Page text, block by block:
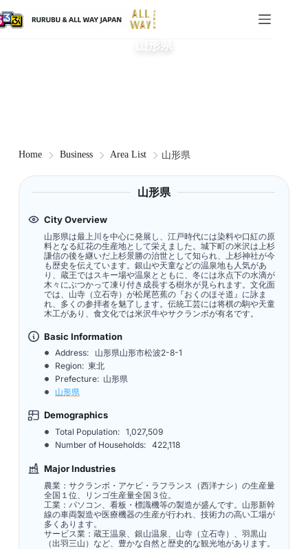
山形県
Home Business Area List 山形県
山形県
City Overview
山形県は最上川を中心に発展し、江戸時代には染料や口紅の原
料となる紅花の生産地として栄えました。城下町の米沢は上杉
謙信の後を継いだ上杉景勝の治世として知られ、上杉神社が今
も歴史を伝えています。銀山や天童などの温泉地も人気があ
り、蔵王ではスキー場や温泉とともに、冬には氷点下の水滴が
木々にぶつかって凍り付き成長する樹氷が見られます。文化面
では、山寺（立石寺）が松尾芭蕉の『おくのほそ道』に詠ま
れ、多くの参拝者を魅了します。伝統工芸には将棋の駒や天童
木工があり、食文化では米沢牛やサクランボが有名です。
Basic Information
Address: 山形県山形市松波2-8-1
Region: 東北
Prefecture: 山形県
山形県
Demographics
Total Population: 1,027,509
Number of Households: 422,118
Major Industries
農業：サクランボ・アケビ・ラフランス（西洋ナシ）の生産量
全国１位、リンゴ生産量全国３位。
工業：パソコン、看板・標識機等の製造が盛んです。山形新幹
線の車両製造や医療機器の生産が行われ、技術力の高い工場が
多くあります。
サービス業：蔵王温泉、銀山温泉、山寺（立石寺）、羽黒山
（出羽三山）など、豊かな自然と歴史的な観光地があります。